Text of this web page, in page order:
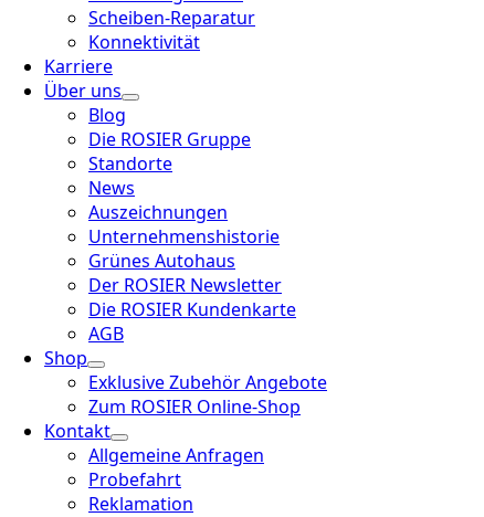
Scheiben-Reparatur
Konnektivität
Karriere
Über uns
Blog
Die ROSIER Gruppe
Standorte
News
Auszeichnungen
Unternehmenshistorie
Grünes Autohaus
Der ROSIER Newsletter
Die ROSIER Kundenkarte
AGB
Shop
Exklusive Zubehör Angebote
Zum ROSIER Online-Shop
Kontakt
Allgemeine Anfragen
Probefahrt
Reklamation